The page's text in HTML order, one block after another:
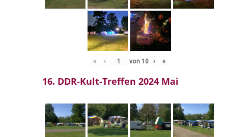
« ‹ von 10 › »
16. DDR-Kult-Treffen 2024 Mai